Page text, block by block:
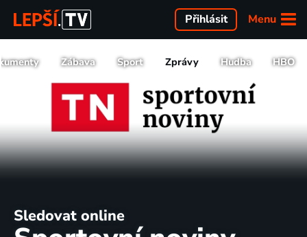
Menu
Přihlásit
Zábava Sport Zprávy Hudba HBO
Sledovat online